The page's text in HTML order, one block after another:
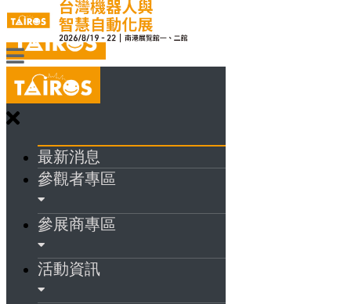
最新消息
參觀者專區
參展商專區
活動資訊